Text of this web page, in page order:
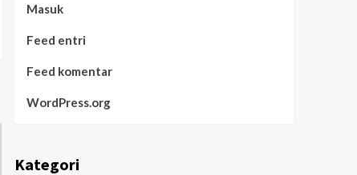
Masuk
Feed entri
Feed komentar
WordPress.org
Kategori